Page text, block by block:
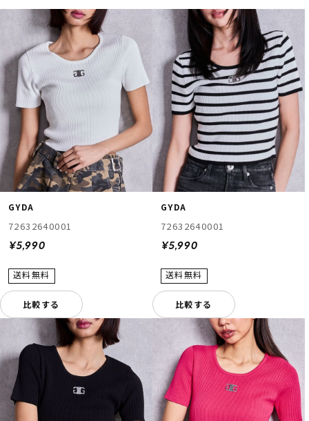
ー
お問い合わせ
ニュース
ムラサキスポーツ 公式アプリ
ポイント・クーポンもこのアプリで！
GYDA
72632640001
¥5,990
比較する
GYDA
72632640001
¥5,990
比較する